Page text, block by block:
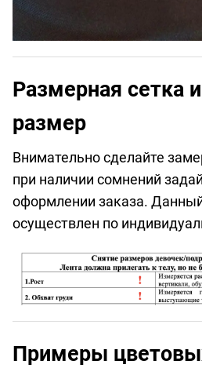
Размерная сетка
размер
Внимательно сделайте
при наличии сомнений
оформлении заказа.
осуществлен по
Примеры